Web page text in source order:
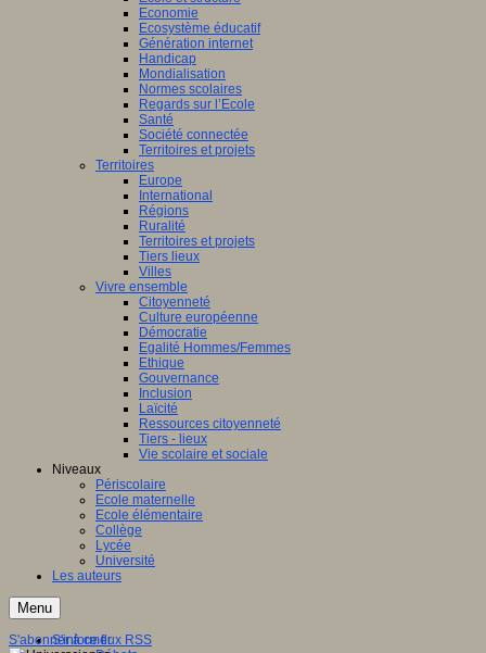
Economie
Ecosystème éducatif
Génération internet
Handicap
Mondialisation
Normes scolaires
Regards sur l’Ecole
Santé
Société connectée
Territoires et projets
Territoires
Europe
International
Régions
Ruralité
Territoires et projets
Tiers lieux
Villes
Vivre ensemble
Citoyenneté
Culture européenne
Démocratie
Egalité Hommes/Femmes
Ethique
Gouvernance
Inclusion
Laïcité
Ressources citoyenneté
Tiers - lieux
Vie scolaire et sociale
Niveaux
Périscolaire
Ecole maternelle
Ecole élémentaire
Collège
Lycée
Université
Les auteurs
Menu
S'informer
S'abonner à ce flux RSS